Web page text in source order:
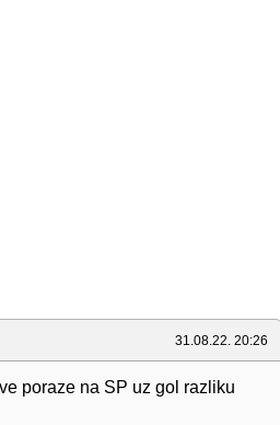
31.08.22. 20:26
poraze na SP uz gol razliku